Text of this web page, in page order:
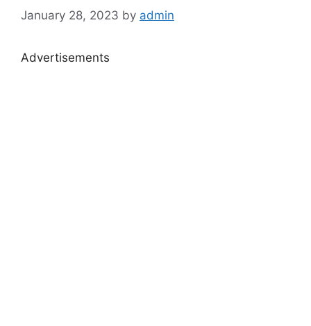
January 28, 2023 by admin
Advertisements